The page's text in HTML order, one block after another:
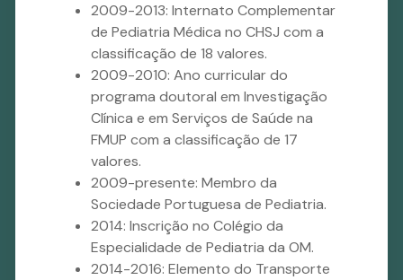
2009-2013: Internato Complementar
de Pediatria Médica no CHSJ com a
classificação de 18 valores.
2009-2010: Ano curricular do
programa doutoral em Investigação
Clínica e em Serviços de Saúde na
FMUP com a classificação de 17
valores.
2009-presente: Membro da
Sociedade Portuguesa de Pediatria.
2014: Inscrição no Colégio da
Especialidade de Pediatria da OM.
2014-2016: Elemento do Transporte